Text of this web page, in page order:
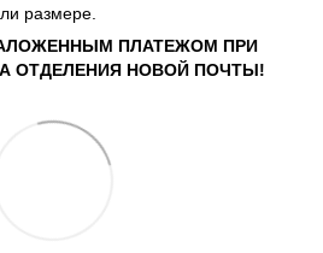
размере.
ПЛАТЕЖОМ ПРИ
ОТДЕЛЕНИЯ НОВОЙ ПОЧТЫ!